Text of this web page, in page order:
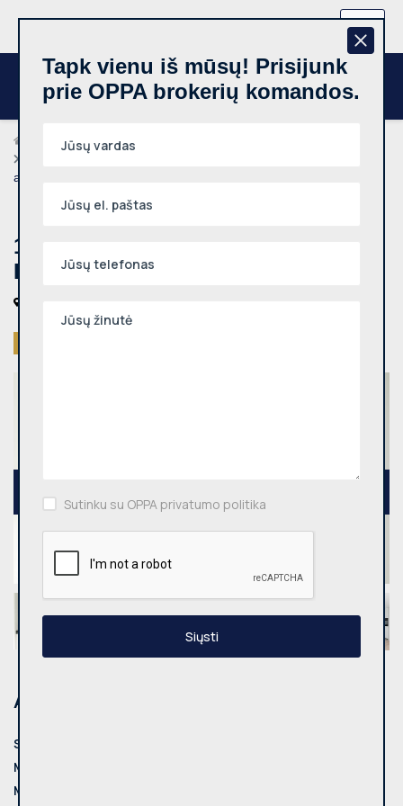
LT
Brokeriai
Stanislav Žverelė
1 kambario butas, Naujoji Vilnia, Darželio g., 29.60m², 2
aukštas
1 kambario butas, Naujoji Vilnia,
Darželio g., 29.60m², 2 aukštas
Adresas
Savivaldybė:
Miestas:
Mikrorajonas:
Tapk vienu iš mūsų! Prisijunk
prie OPPA brokerių komandos.
Sutinku su OPPA privatumo politika
Siųsti